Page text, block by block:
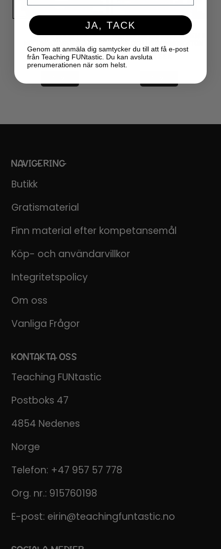
ESCAPE ROOM TILL
75SEK
LÄR DIG OM NATIONALDAGEN 6
75
NAVIGERING
Butikk
Gratismaterial
Finn material efter kompetansemål
Köp- och användarvillkor
Integritetspolicy
Om oss
Vanliga Frågor
KONTAKTA OSS
Teaching FUNtastic
Postboks 47
4854 Nedenes
Norge
Telefon: +47 957 57 778
Org. nr.: 915760198
E-post: eirin@teachingfuntastic.no
JA, TACK
Genom att anmäla dig samtycker du till att få e-post
från Teaching FUNtastic. Du kan avsluta
prenumerationen när som helst.